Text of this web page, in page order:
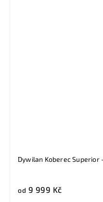
Dywilan Koberec Superior
od 9 999 Kč